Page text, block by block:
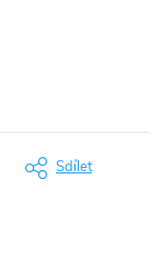
Sdílet